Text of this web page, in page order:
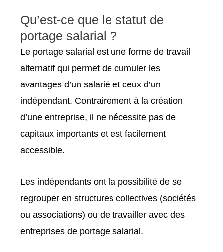
Qu’est-ce que le statut de
portage salarial ?
Le portage salarial est une forme de travail
alternatif qui permet de cumuler les
avantages d’un salarié et ceux d’un
indépendant. Contrairement à la création
d’une entreprise, il ne nécessite pas de
capitaux importants et est facilement
accessible.
Les indépendants ont la possibilité de se
regrouper en structures collectives (sociétés
ou associations) ou de travailler avec des
entreprises de portage salarial.